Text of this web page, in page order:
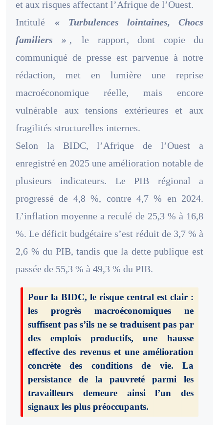
et aux risques affectant l’Afrique de l’Ouest.
Intitulé
« Turbulences lointaines, Chocs
familiers » ,
le rapport, dont copie du
communiqué de presse est parvenue à notre
rédaction, met en lumière une reprise
macroéconomique réelle, mais encore
vulnérable aux tensions extérieures et aux
fragilités structurelles internes.
Selon la BIDC, l’Afrique de l’Ouest a
enregistré en 2025 une amélioration notable de
plusieurs indicateurs. Le PIB régional a
progressé de 4,8 %, contre 4,7 % en 2024.
L’inflation moyenne a reculé de 25,3 % à 16,8
%. Le déficit budgétaire s’est réduit de 3,7 % à
2,6 % du PIB, tandis que la dette publique est
passée de 55,3 % à 49,3 % du PIB.
Pour la BIDC, le risque central est clair :
les progrès macroéconomiques ne
suffisent pas s’ils ne se traduisent pas par
des emplois productifs, une hausse
effective des revenus et une amélioration
concrète des conditions de vie. La
persistance de la pauvreté parmi les
travailleurs demeure ainsi l’un des
signaux les plus préoccupants.